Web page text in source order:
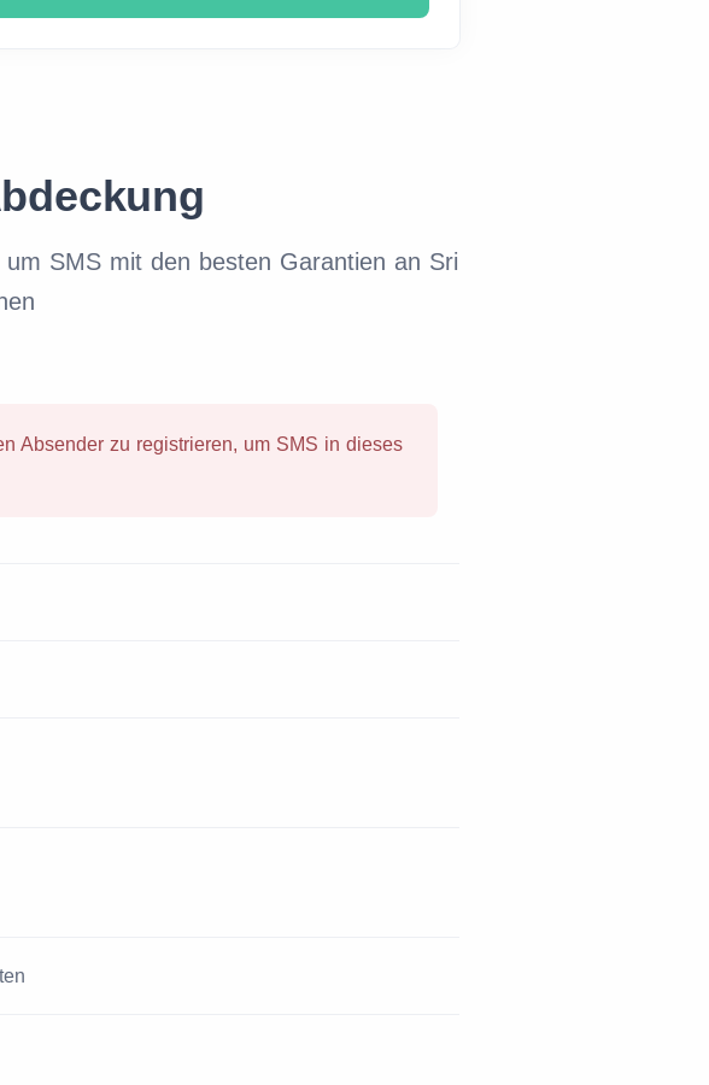
SMS mit den besten Garantien an Sri
Absender zu registrieren, um SMS in dieses